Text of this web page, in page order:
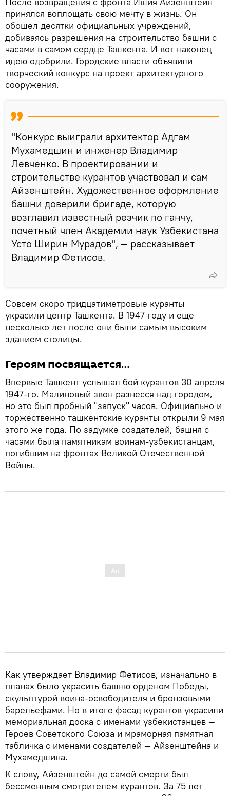
принялся воплощать свою мечту в жизнь. Он
обошел десятки официальных учреждений,
добиваясь разрешения на строительство башни с
часами в самом сердце Ташкента. И вот наконец
идею одобрили. Городские власти объявили
творческий конкурс на проект архитектурного
сооружения.
"Конкурс выиграли архитектор Адгам
Мухамедшин и инженер Владимир
Левченко. В проектировании и
строительстве курантов участвовал и сам
Айзенштейн. Художественное оформление
башни доверили бригаде, которую
возглавил известный резчик по ганчу,
почетный член Академии наук Узбекистана
Усто Ширин Myрадов", — рассказывает
Владимир Фетисов.
Совсем скоро тридцатиметровые куранты
украсили центр Ташкента. В 1947 году и еще
несколько лет после они были самым высоким
зданием столицы.
Героям посвящается…
Впервые Ташкент услышал бой курантов 30 апреля
1947-го. Малиновый звон разнесся над городом,
но это был пробный "запуск" часов. Официально и
торжественно ташкентские куранты открыли 9 мая
этого же года. По задумке создателей, башня с
часами была памятникам воинам-узбекистанцам,
погибшим на фронтах Великой Отечественной
Войны.
Как утверждает Владимир Фетисов, изначально в
планах было украсить башню орденом Победы,
скульптурой воина-освободителя и бронзовыми
барельефами. Но в итоге фасад курантов украсили
мемориальная доска с именами узбекистанцев —
Героев Советского Союза и мраморная памятная
табличка с именами создателей — Айзенштейна и
Мухамедшина.
К слову, Айзенштейн до самой смерти был
бессменным смотрителем курантов. За 75 лет